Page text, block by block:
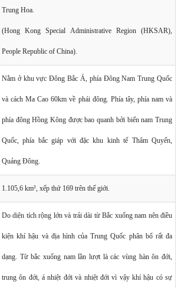
Trung Hoa.
(Hong Kong Special Administrative Region (HKSAR),
People Republic of China).
Nằm ở khu vực Đông Bắc Á, phía Đông Nam Trung Quốc
và cách Ma Cao 60km về phái đông. Phía tây, phía nam và
phía đông Hồng Kông được bao quanh bởi biển nam Trung
Quốc, phía bắc giáp với đặc khu kinh tế Thâm Quyến,
Quảng Đông.
1.105,6 km², xếp thứ 169 trên thế giới.
Do diện tích rộng lớn và trải dài từ Bắc xuống nam nên điều
kiện khí hậu và địa hình của Trung Quốc phân bổ rất đa
dạng. Từ bắc xuống nam lần lượt là các vùng hàn ôn đới,
trung ôn đới, á nhiệt đới và nhiệt đới vì vậy khí hậu có sự